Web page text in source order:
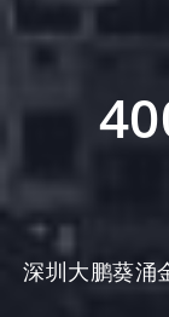
深圳大鹏葵涌